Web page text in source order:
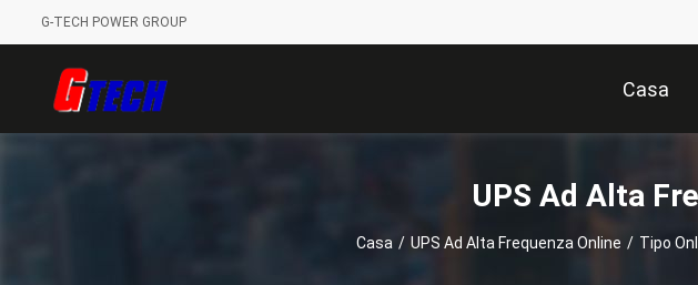
G-TECH POWER GROUP
Casa
UPS Ad Alta
Casa / UPS Ad Alta Frequenza Online / Tipo